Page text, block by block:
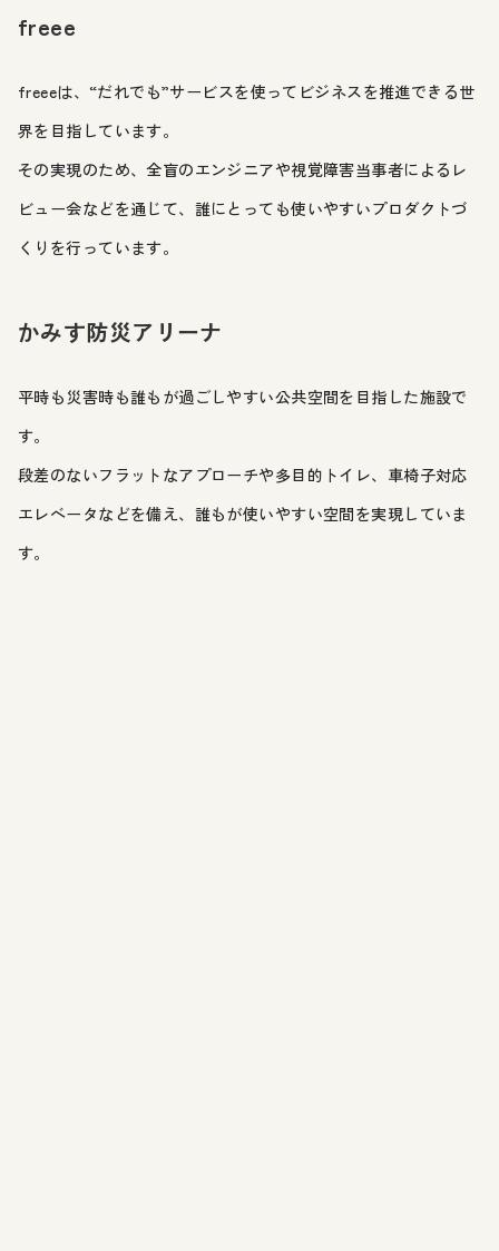
freee
freeeは、“だれでも”サービスを使ってビジネスを推進できる世
界を目指しています。
その実現のため、全盲のエンジニアや視覚障害当事者によるレ
ビュー会などを通じて、誰にとっても使いやすいプロダクトづ
くりを行っています。
かみす防災アリーナ
平時も災害時も誰もが過ごしやすい公共空間を目指した施設で
す。
段差のないフラットなアプローチや多目的トイレ、車椅子対応
エレベータなどを備え、誰もが使いやすい空間を実現していま
す。